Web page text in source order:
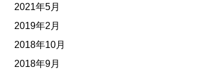
2021年5月
2019年2月
2018年10月
2018年9月